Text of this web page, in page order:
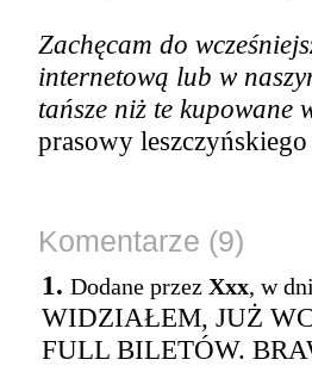
Zachęcam do
internetową lub w
tańsze niż te kupowane
prasowy
Komentarze (9)
1. Dodane przez Xxx, w
WIDZIAŁEM, JUŻ
FULL BILETÓW.